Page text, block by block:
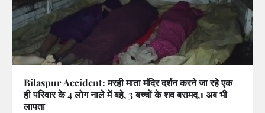
Bilaspur Accident: मरही माता मंदिर दर्शन करने जा रहे एक
ही परिवार के 4 लोग नाले में बहे, 3 बच्चों के शव बरामद,1 अब भी
लापता